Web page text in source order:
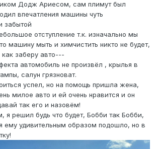
Додж Ариесом, сам плимут был
впечатления машины чуть
забытой
отступление т.к. изначально мы
машину мыть и химчистить никто не будет,
заберу авто---
автомобиль не произвёл , крылья в
салун грязноват.
успел, но на помощь пришла жена,
милое авто и ей очень нравится и он
так его и назовём!
я решил будь что будет, Бобби так Бобби,
ему удивительным образом подошло, но в